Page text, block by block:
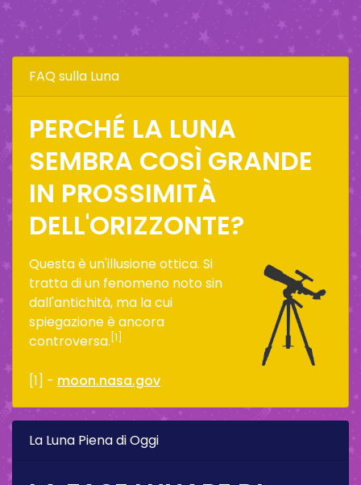
FAQ sulla Luna
PERCHÉ LA LUNA
SEMBRA COSÌ GRANDE
IN PROSSIMITÀ
DELL'ORIZZONTE?
Questa è un'illusione ottica. Si
tratta di un fenomeno noto sin
dall'antichità, ma la cui
spiegazione è ancora
controversa. [1]
[1] - moon.nasa.gov
La Luna Piena di Oggi